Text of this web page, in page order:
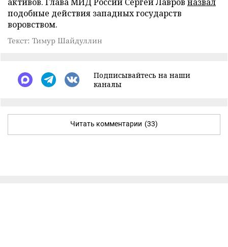
подобные действия западных государств
воровством.
Текст: Тимур Шайдуллин
Подписывайтесь на наши
каналы
Читать комментарии (33)